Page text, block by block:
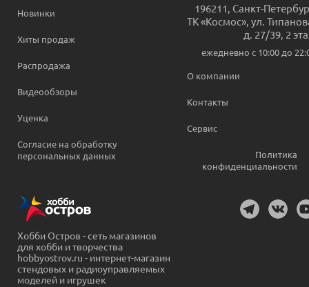
Новинки
Хиты продаж
Распродажа
Видеообзоры
Уценка
Согласие на обработку
персональных данных
196211 Санкт-
ТК «Космос», ул.
д. 27/39, 2
ежедневно c 10:00 до
О компании
Контакты
Сервис
Политика
конфиденциальности
Хобби Остров - сеть магазинов
для хобби и творчества
hobbyostrov.ru - интернет-магазин
стендовых и радиоуправляемых
моделей и игрушек